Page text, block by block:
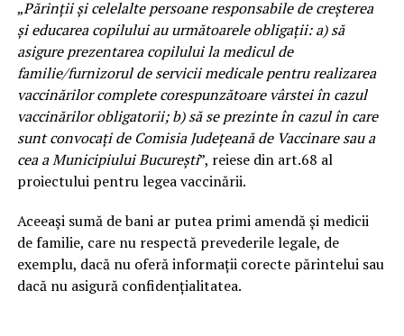
„Părinţii şi celelalte persoane responsabile de creşterea
şi educarea copilului au următoarele obligaţii: a) să
asigure prezentarea copilului la medicul de
familie/furnizorul de servicii medicale pentru realizarea
vaccinărilor complete corespunzătoare vârstei în cazul
vaccinărilor obligatorii; b) să se prezinte în cazul în care
sunt convocaţi de Comisia Judeţeană de Vaccinare sau a
cea a Municipiului Bucureşti”, reiese din art.68 al
proiectului pentru legea vaccinării.
Aceeaşi sumă de bani ar putea primi amendă şi medicii
de familie, care nu respectă prevederile legale, de
exemplu, dacă nu oferă informaţii corecte părintelui sau
dacă nu asigură confidenţialitatea.